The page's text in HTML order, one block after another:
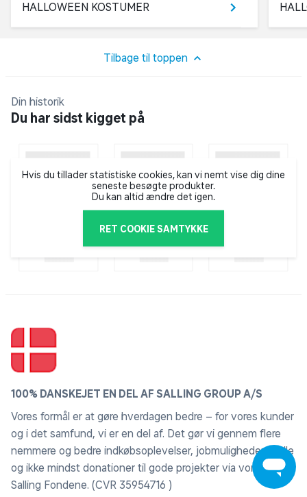
HALLOWEEN KOSTUMER
Tilbage til toppen
Din historik
Du har sidst kigget på
Hvis du tillader statistiske cookies, kan vi nemt vise dig dine
seneste besøgte produkter.
Du kan altid ændre det igen.
RET COOKIE SAMTYKKE
100% DANSKEJET EN DEL AF SALLING GROUP A/S
Vores formål er at gøre hverdagen bedre – for vores kunder
og i det samfund, vi er en del af. Det gør vi gennem flere
nemmere og bedre indkøbsoplevelser, jobmuligheder til alle
og ikke mindst donationer til gode projekter via vores ejere
Salling Fondene. (CVR 35954716 )